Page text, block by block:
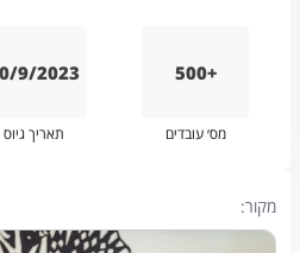
500+
מס׳ עובדים
9/2023
תאריך גיוס
מקור: